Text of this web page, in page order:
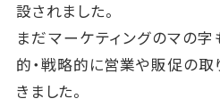
設されました。
まだマーケティングのマの
的・戦略的に営業や販促の
きました。